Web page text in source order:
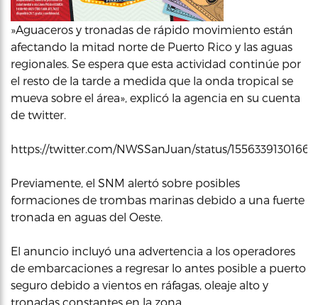
»Aguaceros y tronadas de rápido movimiento están
afectando la mitad norte de Puerto Rico y las aguas
regionales. Se espera que esta actividad continúe por
el resto de la tarde a medida que la onda tropical se
mueva sobre el área», explicó la agencia en su cuenta
de twitter.
https://twitter.com/NWSSanJuan/status/
Previamente, el SNM alertó sobre posibles
formaciones de trombas marinas debido a una fuerte
tronada en aguas del Oeste.
El anuncio incluyó una advertencia a los operadores
de embarcaciones a regresar lo antes posible a puerto
seguro debido a vientos en ráfagas, oleaje alto y
tronadas constantes en la zona.